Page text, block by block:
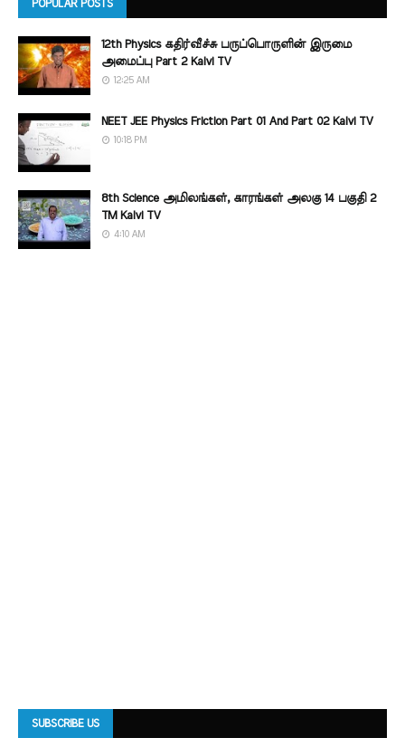
POPULAR POSTS
12th Physics கதிர்வீச்சு பருப்பொருளின் இருமை
அமைப்பு Part 2 Kalvi TV
12:25 AM
NEET JEE Physics Friction Part 01 And Part 02 Kalvi TV
10:18 PM
8th Science அமிலங்கள், காரங்கள் அலகு 14 பகுதி 2
TM Kalvi TV
4:10 AM
SUBSCRIBE US